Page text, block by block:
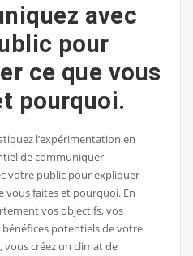
avec
pour
ce que vous
pourquoi.
l’expérimentation en
de communiquer
votre public pour expliquer
vous faites et pourquoi. En
vos objectifs, vos
bénéfices potentiels de votre
créez un climat de